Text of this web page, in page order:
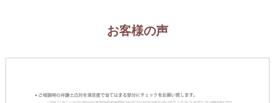
お客様の声